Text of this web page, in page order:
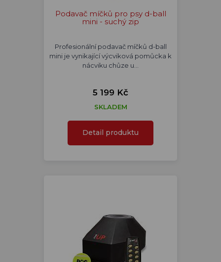
Podavač míčků pro psy d-ball
mini - suchý zip
Profesionální podavač míčků d-ball
mini je vynikající výcviková pomůcka k
nácviku chůze u…
5 199 Kč
SKLADEM
Detail produktu